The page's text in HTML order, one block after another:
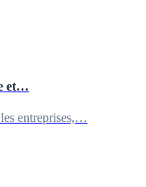
et…
entreprises,…